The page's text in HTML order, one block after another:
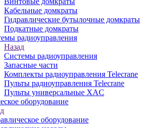
Кабельные домкраты
Гидравлические бутылочные домкраты
Подкатные домкраты
радиоуправления
Назад
Системы радиоуправления
Запасные части
Комплекты радиоуправления Telecrane
Пульты радиоуправления Telecrane
Пульты универсальные XAC
оборудование
оборудование